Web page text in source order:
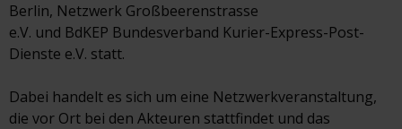
Berlin, Netzwerk Großbeerenstrasse
e.V. und BdKEP Bundesverband Kurier-Express-Post-
Dienste e.V. statt.
Dabei handelt es sich um eine Netzwerkveranstaltung,
die vor Ort bei den Akteuren stattfindet und das